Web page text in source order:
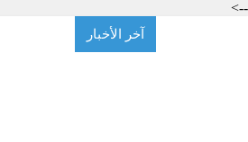
-->
آخر الأخبار